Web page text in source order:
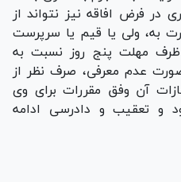
در فرض افاقه نیز نتواند از
به، ولی یا قیم یا سرپرست
ظرف مهلت پنج روز نسبت به
عدم معرفی، صرف نظر از
آن وفق مقررات برای وی
و تعقیب و دادرسی ادامه